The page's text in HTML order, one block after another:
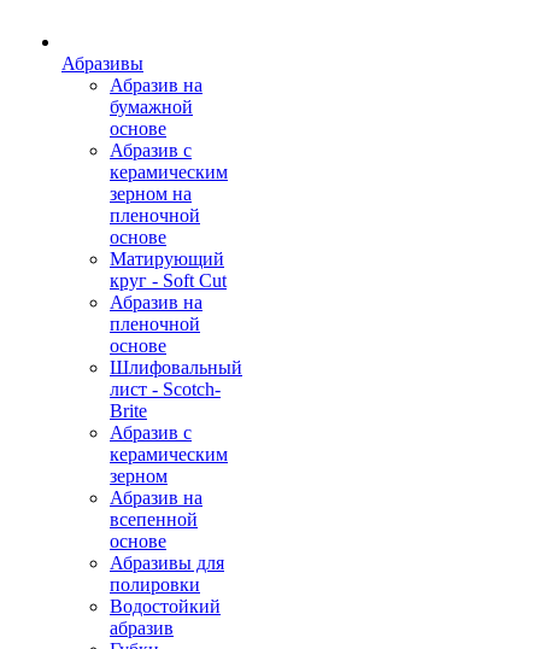
Абразивы
Абразив на
бумажной
основе
Абразив с
керамическим
зерном на
пленочной
основе
Матирующий
круг - Soft Cut
Абразив на
пленочной
основе
Шлифовальный
лист - Scotch-
Brite
Абразив с
керамическим
зерном
Абразив на
всепенной
основе
Абразивы для
полировки
Водостойкий
абразив